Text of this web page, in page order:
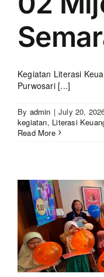
Kegiatan Literasi
Purwosari [...]
By admin | July 20,
kegiatan, Literasi
Read More